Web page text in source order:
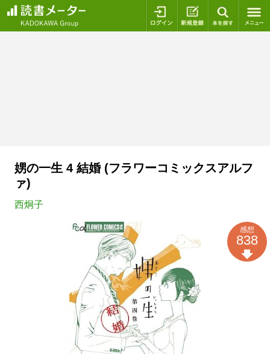
ログイン 新規登録
娚の一生 4 結婚 (フラワーコミックスアルフ
ァ)
西炯子
感想
838